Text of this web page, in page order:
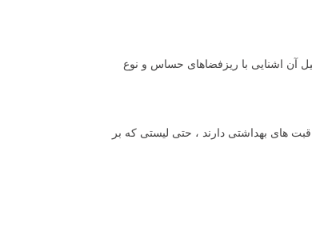
آن اشنایی با ریزفضاهای حساس و نوع
های بهداشتی دارند ، حتی لیستی که بر